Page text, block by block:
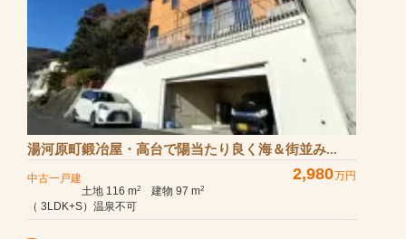
湯河原町鍛冶屋・高台で陽当たり良く海＆街並み...
中古一戸建 2,980万円
土地 116 m2 建物 97 m2
（ 3LDK+S）温泉不可